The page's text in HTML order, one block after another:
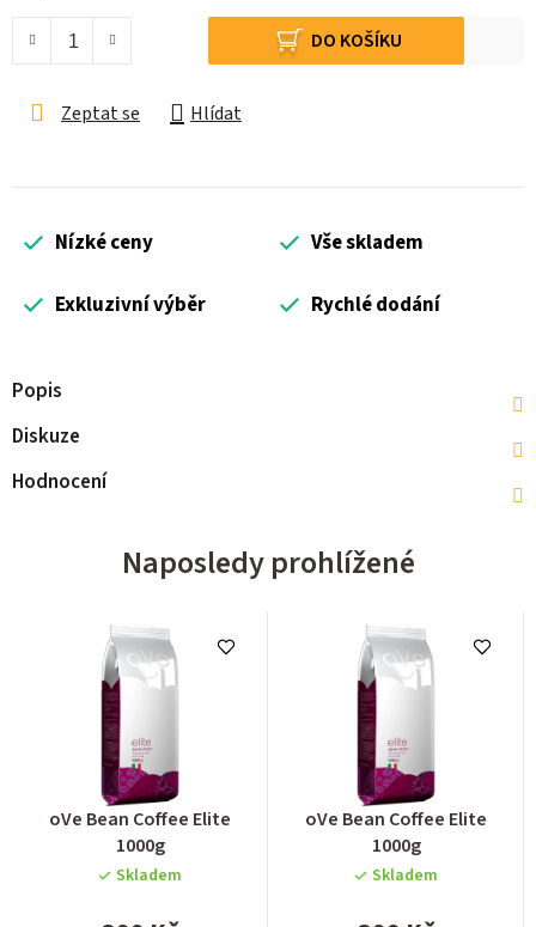
DO KOŠÍKU
Zeptat se Hlídat
Nízké ceny Vše skladem
Exkluzivní výběr Rychlé dodání
Popis
Diskuze
Hodnocení
Naposledy prohlížené
Průměrné
hodnocení
produktu
oVe Bean Coffee Elite
1000g
Skladem
Průměrné
hodnocení
produktu
oVe Bean Coffee Elite
1000g
Skladem